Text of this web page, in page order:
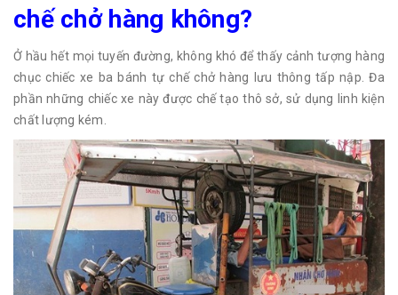
chế chở hàng không?
Ở hầu hết mọi tuyến đường, không khó để thấy cảnh tượng hàng
chục chiếc xe ba bánh tự chế chở hàng lưu thông tấp nập. Đa
phần những chiếc xe này được chế tạo thô sở, sử dụng linh kiện
chất lượng kém.